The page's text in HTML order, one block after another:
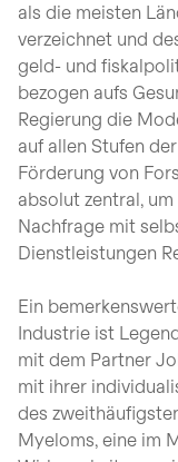
als die meisten
verzeichnet und
geld- und
bezogen aufs
Regierung die
auf allen Stufen
Förderung von
absolut zentral,
Nachfrage mit
Dienstleistungen
Ein
Industrie ist
mit dem Partner
mit ihrer
des
Myeloms, eine im